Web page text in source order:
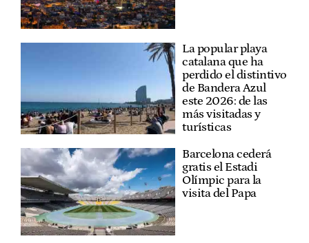
La popular playa
catalana que ha
perdido el distintivo
de Bandera Azul
este 2026: de las
más visitadas y
turísticas
Barcelona cederá
gratis el Estadi
Olímpic para la
visita del Papa